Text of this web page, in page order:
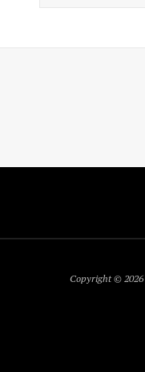
Copyright © 2026